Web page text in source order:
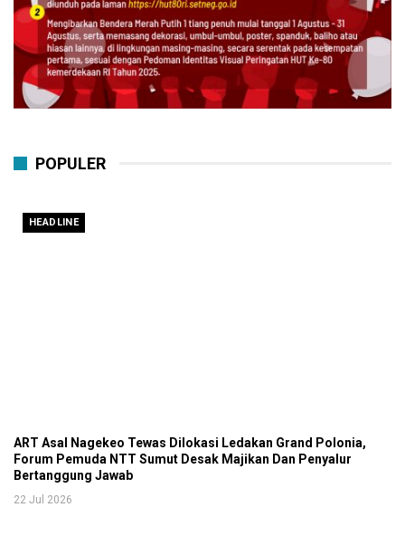
POPULER
HEADLINE
ART Asal Nagekeo Tewas Dilokasi Ledakan Grand Polonia,
Forum Pemuda NTT Sumut Desak Majikan Dan Penyalur
Bertanggung Jawab
22 Jul 2026